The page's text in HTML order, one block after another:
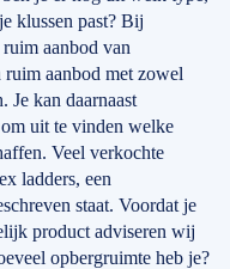
klussen past? Bij
aanbod van
aanbod met zowel
Je kan daarnaast
uit te vinden welke
Veel verkochte
ladders, een
staat. Voordat je
product adviseren wij
opbergruimte heb je?